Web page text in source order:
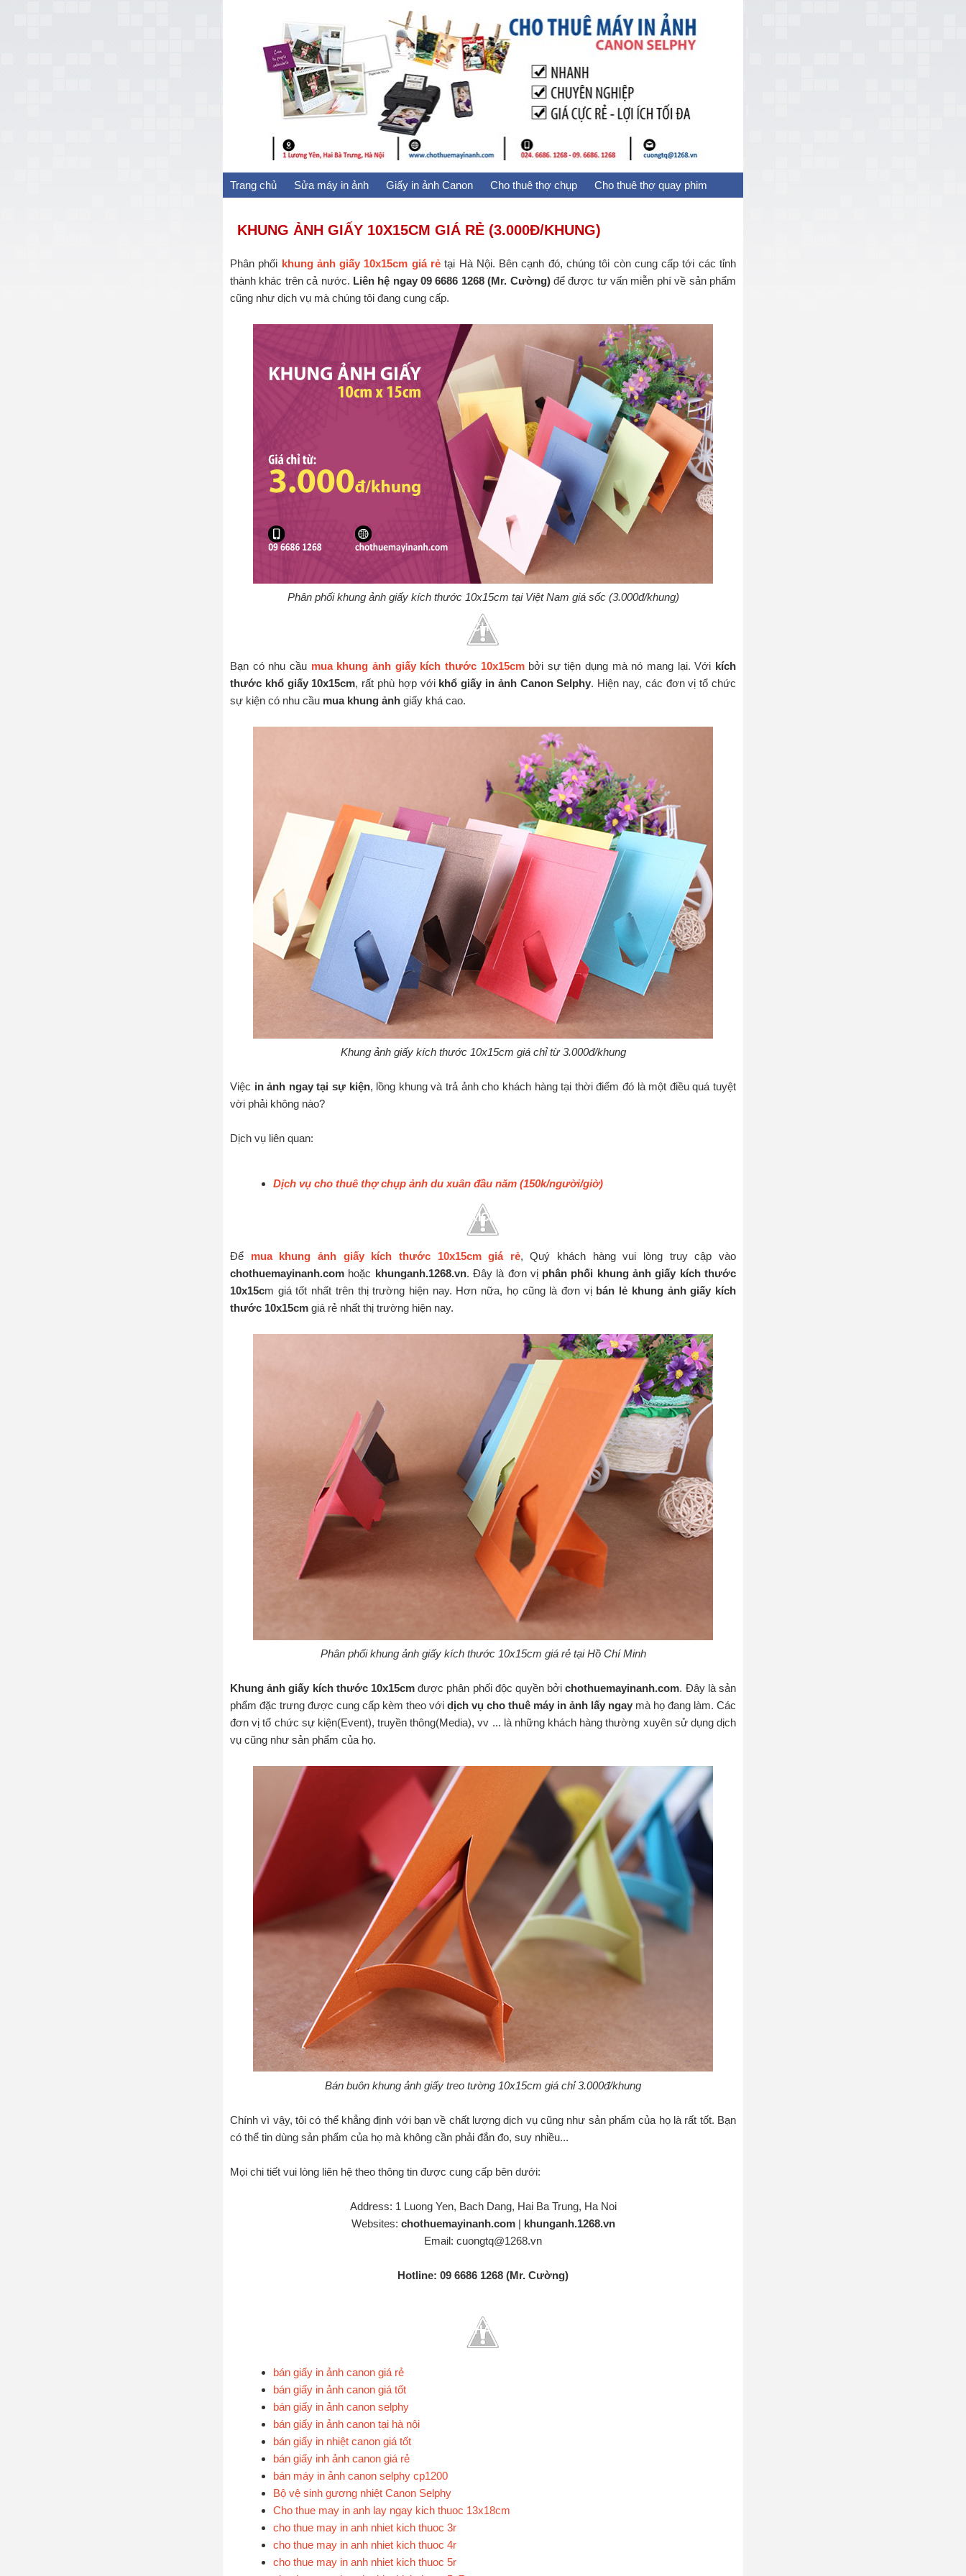
Trang chủ Sửa máy in ảnh Giấy in ảnh Canon Cho thuê thợ chụp Cho thuê thợ quay phim
KHUNG ẢNH GIẤY 10X15CM GIÁ RẺ (3.000Đ/KHUNG)
Phân phối khung ảnh giấy 10x15cm giá rẻ tại Hà Nội. Bên cạnh đó, chúng tôi còn cung cấp tới các tỉnh
thành khác trên cả nước. Liên hệ ngay 09 6686 1268 (Mr. Cường)để được tư vấn miễn phí về sản phẩm
cũng như dịch vụ mà chúng tôi đang cung cấp.
Phân phối khung ảnh giấy kích thước 10x15cm tại Việt Nam giá sốc (3.000đ/khung)
MUA KHUNG ẢNH GIẤY KÍCH THƯỚC 10X15CM Ở ĐÂU?
Bạn có nhu cầu mua khung ảnh giấy kích thước 10x15cmbởi sự tiện dụng mà nó mang lại. Với kích
thước khổ giấy 10x15cm, rất phù hợp với khổ giấy in ảnh Canon Selphy. Hiện nay, các đơn vị tổ chức
sự kiện có nhu cầu mua khung ảnh giấy khá cao.
Khung ảnh giấy kích thước 10x15cm giá chỉ từ 3.000đ/khung
Việc in ảnh ngay tại sự kiện, lồng khung và trả ảnh cho khách hàng tại thời điểm đó là một điều quá tuyệt
vời phải không nào?
Dịch vụ liên quan:
Dịch vụ cho thuê thợ chụp ảnh du xuân đầu năm (150k/người/giờ)
NƠI NÀO BÁN KHUNG ẢNH GIẤY KÍCH THƯỚC 10X15CM GIÁ RẺ NHẤT?
Để mua khung ảnh giấy kích thước 10x15cm giá rẻ, Quý khách hàng vui lòng truy cập vào
chothuemayinanh.com hoặc khunganh.1268.vn. Đây là đơn vị phân phối khung ảnh giấy kích thước
10x15cm giá tốt nhất trên thị trường hiện nay. Hơn nữa, họ cũng là đơn vị bán lẻ khung ảnh giấy kích
thước 10x15cm giá rẻ nhất thị trường hiện nay.
Phân phối khung ảnh giấy kích thước 10x15cm giá rẻ tại Hồ Chí Minh
Khung ảnh giấy kích thước 10x15cm được phân phối độc quyền bởichothuemayinanh.com. Đây là sản
phẩm đặc trưng được cung cấp kèm theo với dịch vụ cho thuê máy in ảnh lấy ngay mà họ đang làm. Các
đơn vị tổ chức sự kiện(Event), truyền thông(Media), vv ... là những khách hàng thường xuyên sử dụng dịch
vụ cũng như sản phẩm của họ.
Bán buôn khung ảnh giấy treo tường 10x15cm giá chỉ 3.000đ/khung
Chính vì vậy, tôi có thể khẳng định với bạn về chất lượng dịch vụ cũng như sản phẩm của họ là rất tốt. Bạn
có thể tin dùng sản phẩm của họ mà không cần phải đắn đo, suy nhiều...
Mọi chi tiết vui lòng liên hệ theo thông tin được cung cấp bên dưới:
Address: 1 Luong Yen, Bach Dang, Hai Ba Trung, Ha Noi
Websites: chothuemayinanh.com| khunganh.1268.vn
Email: cuongtq@1268.vn
Hotline: 09 6686 1268 (Mr. Cường)
NHÃN
bán giấy in ảnh canon giá rẻ
bán giấy in ảnh canon giá tốt
bán giấy in ảnh canon selphy
bán giấy in ảnh canon tại hà nội
bán giấy in nhiệt canon giá tốt
bán giấy inh ảnh canon giá rẻ
bán máy in ảnh canon selphy cp1200
Bộ vệ sinh gương nhiệt Canon Selphy
Cho thue may in anh lay ngay kich thuoc 13x18cm
cho thue may in anh nhiet kich thuoc 3r
cho thue may in anh nhiet kich thuoc 4r
cho thue may in anh nhiet kich thuoc 5r